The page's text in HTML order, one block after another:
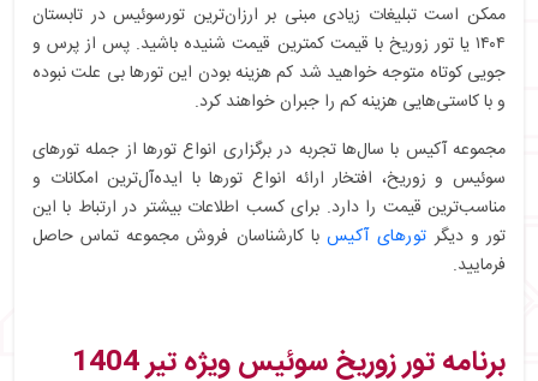
ممکن است تبلیغات زیادی مبنی بر ارزان‌ترین تورسوئیس در تابستان
۱۴۰۴ یا تور زوریخ با قیمت کمترین قیمت شنیده باشید. پس از پرس و
جویی کوتاه متوجه خواهید شد کم هزینه بودن این تورها بی علت نبوده
و با کاستی‌هایی هزینه کم را جبران خواهند کرد.
مجموعه آکیس با سال‌ها تجربه در برگزاری انواع تورها از جمله تورهای
سوئیس و زوریخ، افتخار ارائه انواع تورها با ایده‌آل‌ترین امکانات و
مناسب‌ترین قیمت را دارد. برای کسب اطلاعات بیشتر در ارتباط با این
تور و دیگر تورهای آکیس با کارشناسان فروش مجموعه تماس حاصل
فرمایید.
برنامه تور زوریخ سوئیس ویژه تیر 1404